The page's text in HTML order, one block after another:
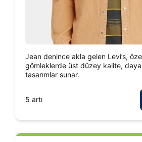
Jean denince akla gelen Levi’s,
gömleklerde üst düzey kalite,
tasarımlar sunar.
5 artı